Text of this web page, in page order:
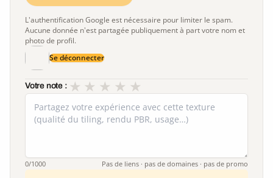
L'authentification Google est nécessaire pour limiter le spam.
Aucune donnée n'est partagée publiquement à part votre nom et
photo de profil.
Se déconnecter
Votre note : ★
★
★
★
★
0/1000 Pas de liens · pas de domaines · pas de promo